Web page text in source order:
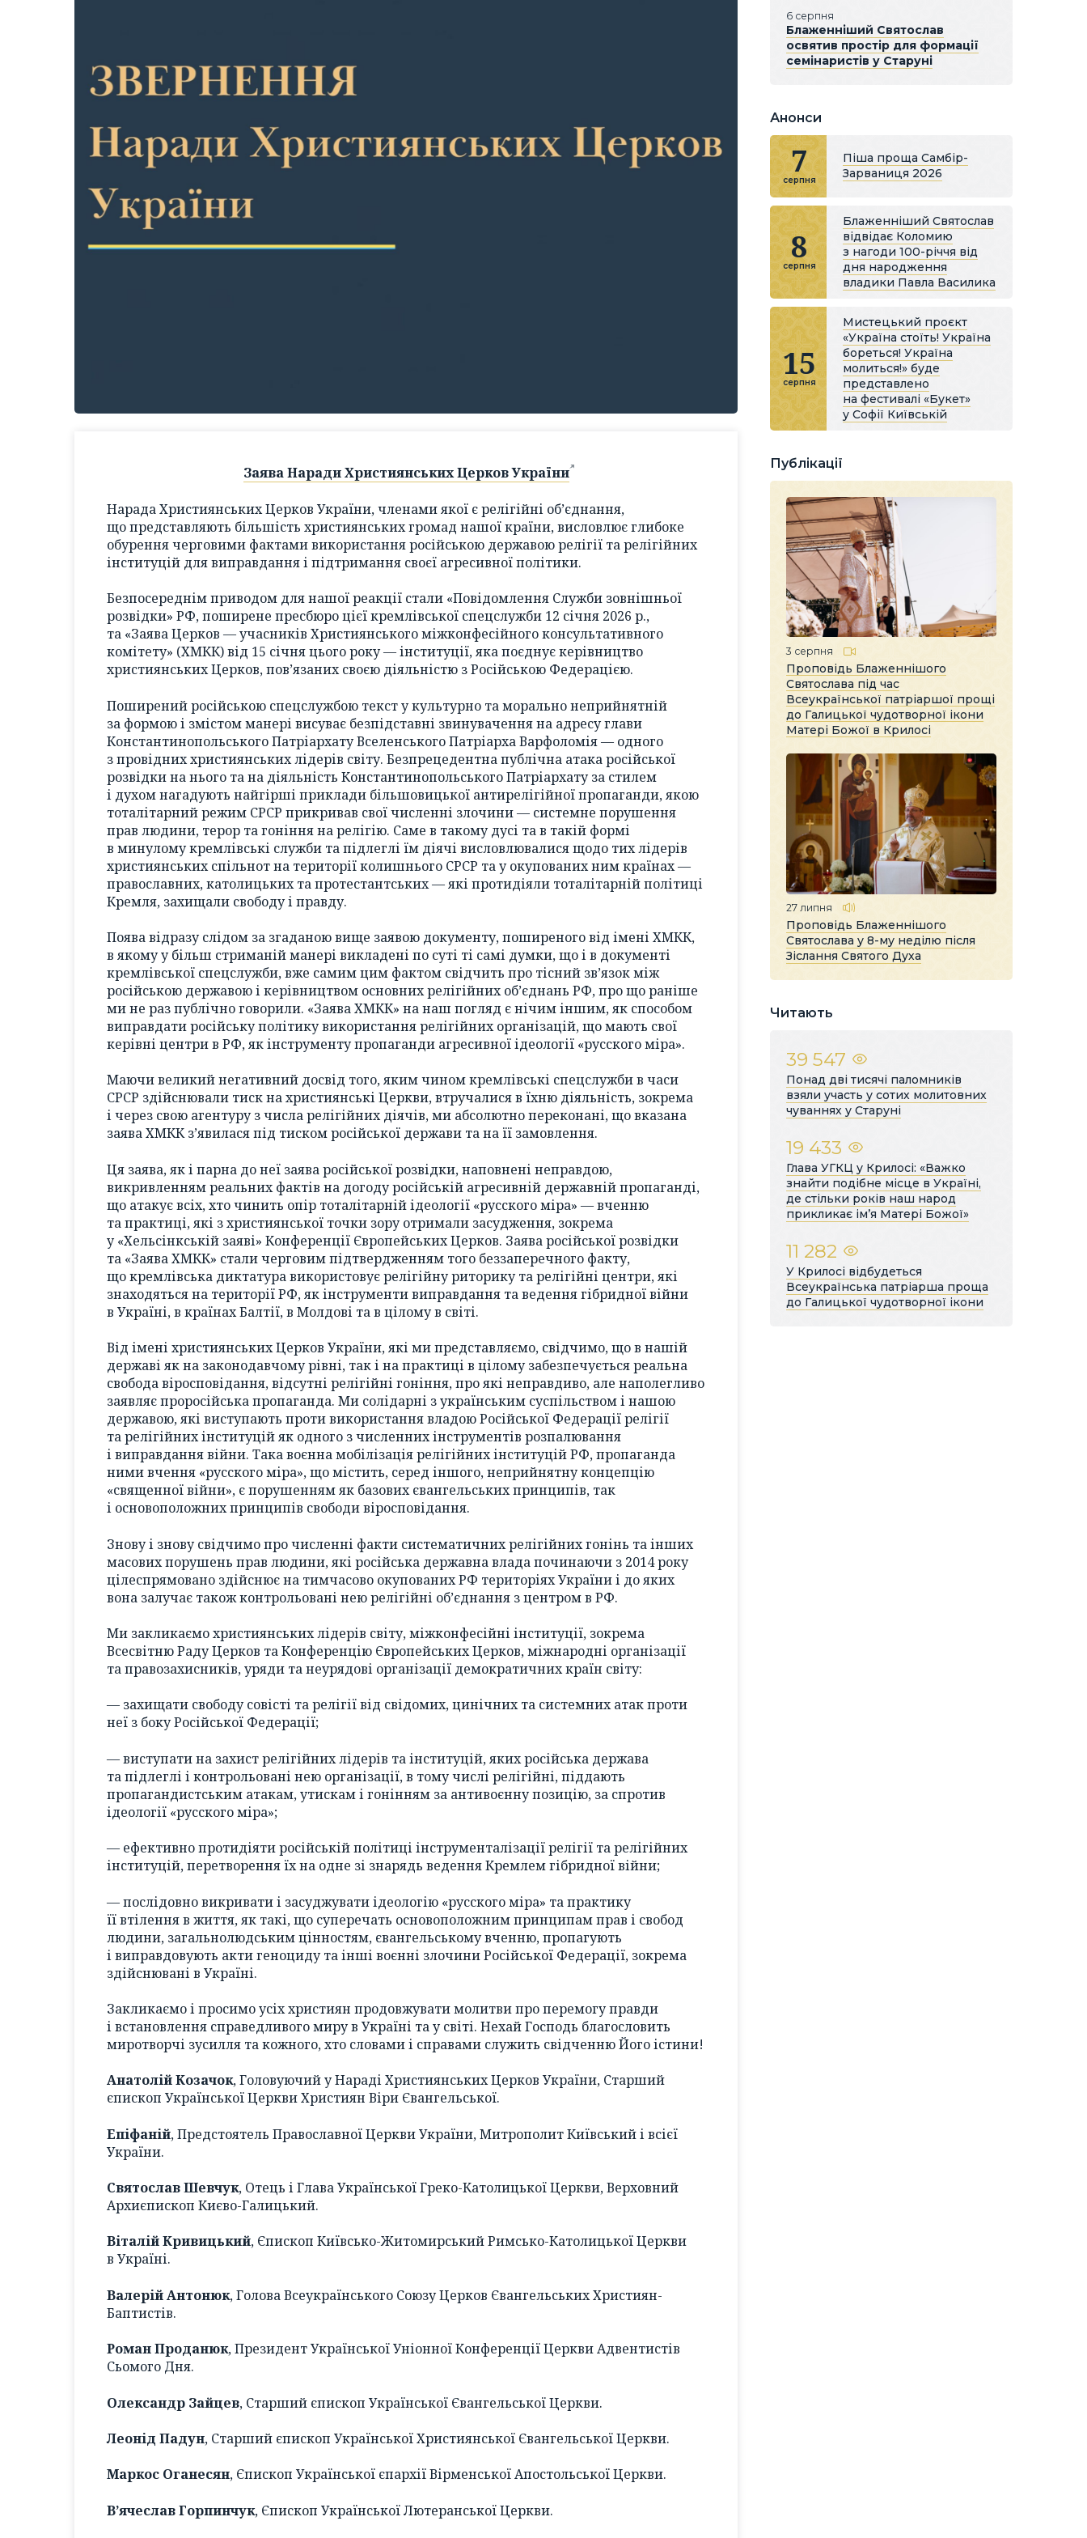
Заява Наради Християнських Церков України
Нарада Християнських Церков України, членами якої є релігійні об’єднання,
що представляють більшість християнських громад нашої країни, висловлює глибоке
обурення черговими фактами використання російською державою релігії та релігійних
інституцій для виправдання і підтримання своєї агресивної політики.
Безпосереднім приводом для нашої реакції стали «Повідомлення Служби зовнішньої
розвідки» РФ, поширене пресбюро цієї кремлівської спецслужби 12 січня 2026 р.,
та «Заява Церков — учасників Християнського міжконфесійного консультативного
комітету» (ХМКК) від 15 січня цього року — інституції, яка поєднує керівництво
християнських Церков, пов’язаних своєю діяльністю з Російською Федерацією.
Поширений російською спецслужбою текст у культурно та морально неприйнятній
за формою і змістом манері висуває безпідставні звинувачення на адресу глави
Константинопольського Патріархату Вселенського Патріарха Варфоломія — одного
з провідних християнських лідерів світу. Безпрецедентна публічна атака російської
розвідки на нього та на діяльність Константинопольського Патріархату за стилем
і духом нагадують найгірші приклади більшовицької антирелігійної пропаганди, якою
тоталітарний режим СРСР прикривав свої численні злочини — системне порушення
прав людини, терор та гоніння на релігію. Саме в такому дусі та в такій формі
в минулому кремлівські служби та підлеглі їм діячі висловлювалися щодо тих лідерів
християнських спільнот на території колишнього СРСР та у окупованих ним країнах —
православних, католицьких та протестантських — які протидіяли тоталітарній політиці
Кремля, захищали свободу і правду.
Поява відразу слідом за згаданою вище заявою документу, поширеного від імені ХМКК,
в якому у більш стриманій манері викладені по суті ті самі думки, що і в документі
кремлівської спецслужби, вже самим цим фактом свідчить про тісний зв’язок між
російською державою і керівництвом основних релігійних об’єднань РФ, про що раніше
ми не раз публічно говорили. «Заява ХМКК» на наш погляд є нічим іншим, як способом
виправдати російську політику використання релігійних організацій, що мають свої
керівні центри в РФ, як інструменту пропаганди агресивної ідеології «русского міра».
Маючи великий негативний досвід того, яким чином кремлівські спецслужби в часи
СРСР здійснювали тиск на християнські Церкви, втручалися в їхню діяльність, зокрема
і через свою агентуру з числа релігійних діячів, ми абсолютно переконані, що вказана
заява ХМКК з’явилася під тиском російської держави та на її замовлення.
Ця заява, як і парна до неї заява російської розвідки, наповнені неправдою,
викривленням реальних фактів на догоду російській агресивній державній пропаганді,
що атакує всіх, хто чинить опір тоталітарній ідеології «русского міра» — вченню
та практиці, які з християнської точки зору отримали засудження, зокрема
у «Хельсінкській заяві» Конференції Європейських Церков. Заява російської розвідки
та «Заява ХМКК» стали черговим підтвердженням того беззаперечного факту,
що кремлівська диктатура використовує релігійну риторику та релігійні центри, які
знаходяться на території РФ, як інструменти виправдання та ведення гібридної війни
в Україні, в країнах Балтії, в Молдові та в цілому в світі.
Від імені християнських Церков України, які ми представляємо, свідчимо, що в нашій
державі як на законодавчому рівні, так і на практиці в цілому забезпечується реальна
свобода віросповідання, відсутні релігійні гоніння, про які неправдиво, але наполегливо
заявляє проросійська пропаганда. Ми солідарні з українським суспільством і нашою
державою, які виступають проти використання владою Російської Федерації релігії
та релігійних інституцій як одного з численних інструментів розпалювання
і виправдання війни. Така воєнна мобілізація релігійних інституцій РФ, пропаганда
ними вчення «русского міра», що містить, серед іншого, неприйнятну концепцію
«священної війни», є порушенням як базових євангельських принципів, так
і основоположних принципів свободи віросповідання.
Знову і знову свідчимо про численні факти систематичних релігійних гонінь та інших
масових порушень прав людини, які російська державна влада починаючи з 2014 року
цілеспрямовано здійснює на тимчасово окупованих РФ територіях України і до яких
вона залучає також контрольовані нею релігійні об’єднання з центром в РФ.
Ми закликаємо християнських лідерів світу, міжконфесійні інституції, зокрема
Всесвітню Раду Церков та Конференцію Європейських Церков, міжнародні організації
та правозахисників, уряди та неурядові організації демократичних країн світу:
— захищати свободу совісті та релігії від свідомих, цинічних та системних атак проти
неї з боку Російської Федерації;
— виступати на захист релігійних лідерів та інституцій, яких російська держава
та підлеглі і контрольовані нею організації, в тому числі релігійні, піддають
пропагандистським атакам, утискам і гонінням за антивоєнну позицію, за спротив
ідеології «русского міра»;
— ефективно протидіяти російській політиці інструменталізації релігії та релігійних
інституцій, перетворення їх на одне зі знарядь ведення Кремлем гібридної війни;
— послідовно викривати і засуджувати ідеологію «русского міра» та практику
її втілення в життя, як такі, що суперечать основоположним принципам прав і свобод
людини, загальнолюдським цінностям, євангельському вченню, пропагують
і виправдовують акти геноциду та інші воєнні злочини Російської Федерації, зокрема
здійснювані в Україні.
Закликаємо і просимо усіх християн продовжувати молитви про перемогу правди
і встановлення справедливого миру в Україні та у світі. Нехай Господь благословить
миротворчі зусилля та кожного, хто словами і справами служить свідченню Його істини!
Анатолій Козачок, Головуючий у Нараді Християнських Церков України, Старший
єпископ Української Церкви Християн Віри Євангельської.
Епіфаній, Предстоятель Православної Церкви України, Митрополит Київський і всієї
України.
Cвятослав Шевчук, Отець і Глава Української Греко-Католицької Церкви, Верховний
Архиєпископ Києво-Галицький.
Віталій Кривицький, Єпископ Київсько-Житомирський Римсько-Католицької Церкви
в Україні.
Валерій Антонюк, Голова Всеукраїнського Союзу Церков Євангельських Християн-
Баптистів.
Роман Проданюк, Президент Української Уніонної Конференції Церкви Адвентистів
Сьомого Дня.
Олександр Зайцев, Старший єпископ Української Євангельської Церкви.
Леонід Падун, Старший єпископ Української Християнської Євангельської Церкви.
Маркос Оганесян, Єпископ Української єпархії Вірменської Апостольської Церкви.
В’ячеслав Горпинчук, Єпископ Української Лютеранської Церкви.
6 серпня
Блаженніший Святослав
освятив простір для формації
семінаристів у Старуні
Анонси
7
серпня
Піша проща Самбір-
Зарваниця 2026
8
серпня
Блаженніший Святослав
відвідає Коломию
з нагоди 100-річчя від
дня народження
владики Павла Василика
15
серпня
Мистецький проєкт
«Україна стоїть! Україна
бореться! Україна
молиться!» буде
представлено
на фестивалі «Букет»
у Софії Київській
Публікації
3 серпня
Проповідь Блаженнішого
Святослава під час
Всеукраїнської патріаршої прощі
до Галицької чудотворної ікони
Матері Божої в Крилосі
27 липня
Проповідь Блаженнішого
Святослава у 8-му неділю після
Зіслання Святого Духа
Читають
39 547
Понад дві тисячі паломників
взяли участь у сотих молитовних
чуваннях у Старуні
19 433
Глава УГКЦ у Крилосі: «Важко
знайти подібне місце в Україні,
де стільки років наш народ
прикликає ім’я Матері Божої»
11 282
У Крилосі відбудеться
Всеукраїнська патріарша проща
до Галицької чудотворної ікони